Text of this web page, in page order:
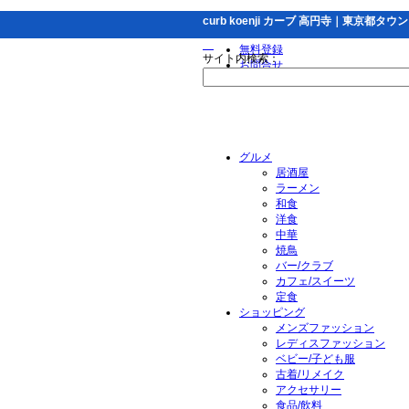
curb koenji カーブ 高円寺｜東京都タウ
無料登録
お問合せ
サイト内検索：
グルメ
居酒屋
ラーメン
和食
洋食
中華
焼鳥
バー/クラブ
カフェ/スイーツ
定食
ショッピング
メンズファッション
レディスファッション
ベビー/子ども服
古着/リメイク
アクセサリー
食品/飲料